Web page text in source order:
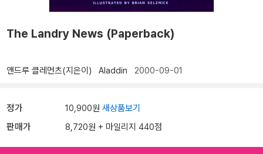
The Landry News (Paperback)
앤드루 클레먼츠(지은이) Aladdin 2000-09-01
정가 10,900원 새상품보기
판매가 8,720원 + 마일리지 440점